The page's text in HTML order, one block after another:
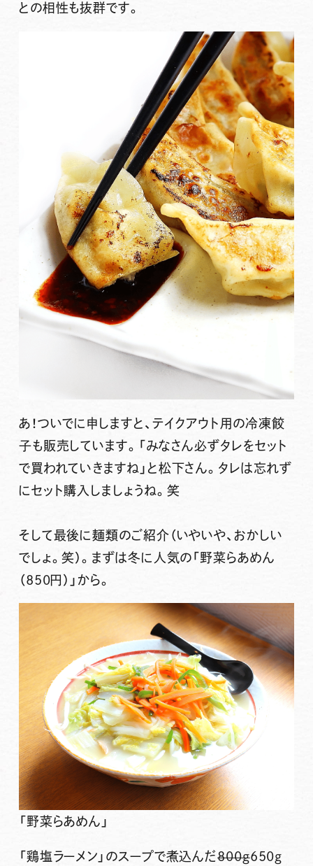
との相性も抜群です。
あ！ついでに申しますと、 テイクアウト用の冷凍餃
子も販売しています。「みなさん必ずタレをセット
で買われていきますね」と松下さん。タレは忘れず
にセット購入しましょうね。笑
そして最後に麺類のご紹介（いやいや、おかしい
でしょ。笑）。まずは冬に人気の 「野菜らあめん
（850円）」 から。
「野菜らあめん」
「鶏塩ラーメン」のスープで煮込んだ800ｇ650ｇ